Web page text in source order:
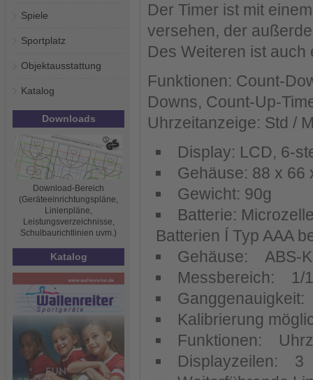
Spiele
Sportplatz
Objektausstattung
Katalog
Downloads
Download-Bereich
(Geräteeinrichtungspläne,
Linienpläne,
Leistungsverzeichnisse,
Schulbaurichtlinien uvm.)
Katalog
Der Timer ist mit
versehen, der
Des Weiteren ist
Funktionen: Count-
Downs, Count-Up-
Uhrzeitanzeige: Std /
Display: LCD, 6-
Gehäuse: 88 x 66
Gewicht: 90g
Batterie:
Batterien Í Typ AAA
Gehäuse: ABS-
Messbereich: 1/
Kalibrierung
Funktionen:
Displayzeilen: 3